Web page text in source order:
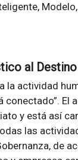
al
la actividad
conectado”.
y está así
las
de